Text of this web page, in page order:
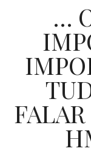
ACTUALIDADE
…